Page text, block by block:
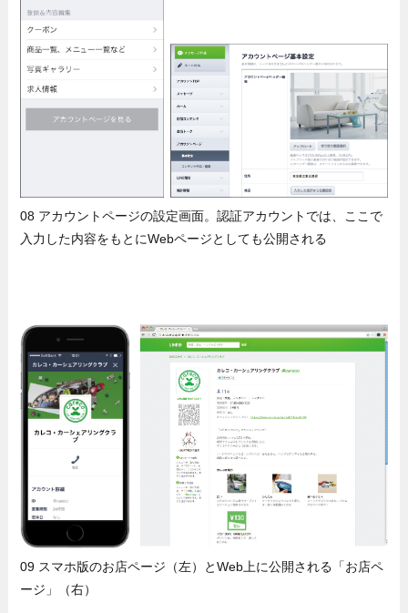
08 アカウントページの設定画面。認証アカウントでは、ここで
入力した内容をもとにWebページとしても公開される
09 スマホ版のお店ページ（左）とWeb上に公開される「お店ペ
ージ」（右）